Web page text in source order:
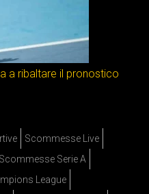
a ribaltare il pronostico
Scommesse Live
Scommesse Serie A
League